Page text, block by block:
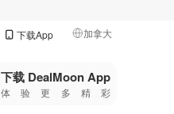
下载App 加拿大
🇺🇸
美国
🇨🇳中国
下载 DealMoon App
体验更多精彩